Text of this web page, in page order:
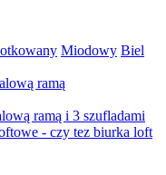
Miodowy Biel
ramą